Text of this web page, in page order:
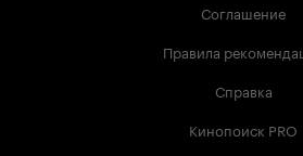
Соглашение
Правила
Справка
Кинопоиск PRO